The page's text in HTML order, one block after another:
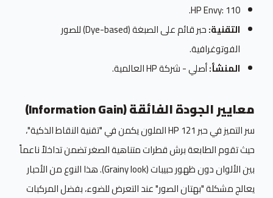
HP Envy: 110.
التقنية:
حبر قائم على الصبغة (Dye-based) للصور
الفوتوغرافية.
المنشأ:أصلي - شركة HP العالمية.
معايير الجودة الفائقة (Information Gain)
سر التميز في حبر HP 121 الملون يكمن في "تقنية النقاط الذكية"،
حيث تقوم الطابعة برش قطرات متناهية الصغر تضمن تداخلاً ناعماً
بين الألوان دون ظهور حبيبات (Grainy look). هذا النوع من الأحبار
يعالج مشكلة "بهتان الصور" عند التعرض للضوء، بفضل المركبات